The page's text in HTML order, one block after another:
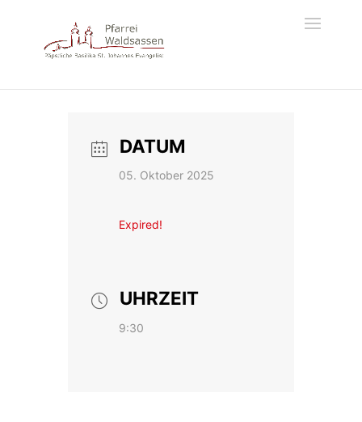
DATUM
05. Oktober 2025
Expired!
UHRZEIT
9:30